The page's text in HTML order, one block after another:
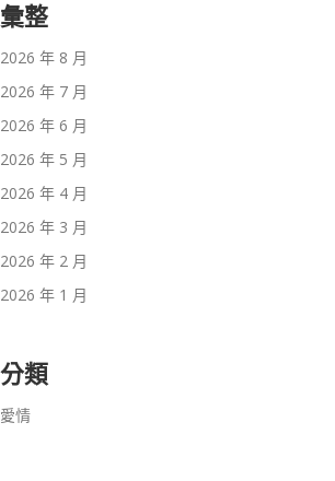
彙整
2026 年 8 月
2026 年 7 月
2026 年 6 月
2026 年 5 月
2026 年 4 月
2026 年 3 月
2026 年 2 月
2026 年 1 月
分類
愛情